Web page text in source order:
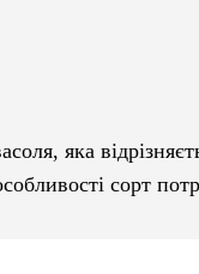
яка
сорт